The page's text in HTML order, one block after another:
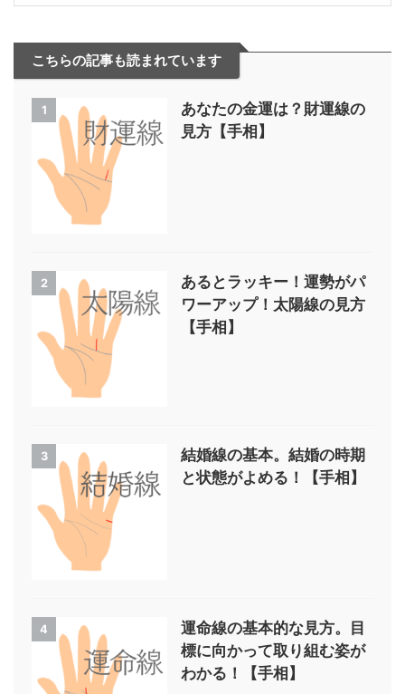
こちらの記事も読まれています
1
あなたの金運は？財運線の
見方【手相】
2
あるとラッキー！運勢がパ
ワーアップ！太陽線の見方
【手相】
3
結婚線の基本。結婚の時期
と状態がよめる！【手相】
4
運命線の基本的な見方。目
標に向かって取り組む姿が
わかる！【手相】